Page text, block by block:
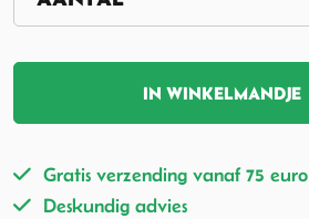
IN WINKELMANDJE
Gratis verzending vanaf 75 euro
Deskundig advies